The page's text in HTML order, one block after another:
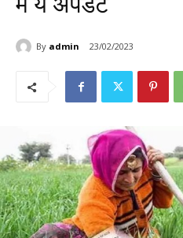
By admin 23/02/2023